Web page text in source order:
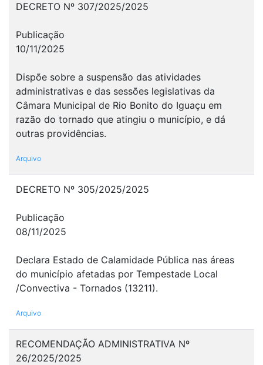
DECRETO Nº 307/2025/2025
Publicação
10/11/2025
Dispõe sobre a suspensão das atividades
administrativas e das sessões legislativas da
Câmara Municipal de Rio Bonito do Iguaçu em
razão do tornado que atingiu o município, e dá
outras providências.
Arquivo
DECRETO Nº 305/2025/2025
Publicação
08/11/2025
Declara Estado de Calamidade Pública nas áreas
do município afetadas por Tempestade Local
/Convectiva - Tornados (13211).
Arquivo
RECOMENDAÇÃO ADMINISTRATIVA Nº
26/2025/2025